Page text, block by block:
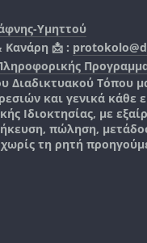
Υμηττού
Κανάρη 📩 :
Διαδικτυακού
και γενικά κάθε
Ιδιοκτησίας, με
πώληση,
τη ρητή